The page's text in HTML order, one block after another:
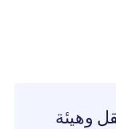
وهيئة